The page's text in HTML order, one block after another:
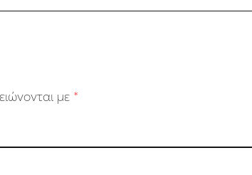
με *